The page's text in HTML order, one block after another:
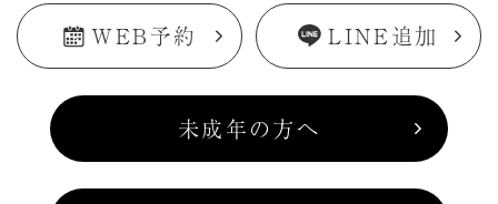
WEB予約 LINE追加
未成年の方へ